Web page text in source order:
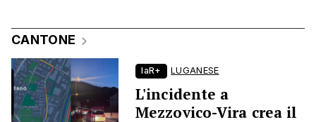
CANTONE
laR+ LUGANESE
L'incidente a
Mezzovico-Vira crea il